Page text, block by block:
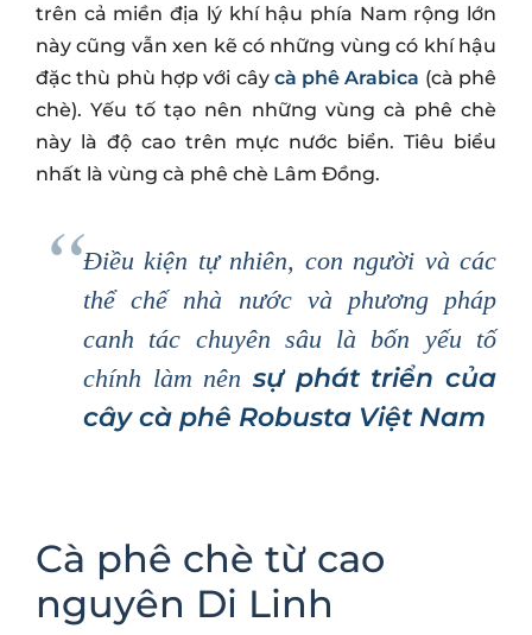
trên cả miền địa lý khí hậu phía Nam rộng lớn
này cũng vẫn xen kẽ có những vùng có khí hậu
đặc thù phù hợp với cây cà phê Arabica (cà phê
chè). Yếu tố tạo nên những vùng cà phê chè
này là độ cao trên mực nước biển. Tiêu biểu
nhất là vùng cà phê chè Lâm Đồng.
Điều kiện tự nhiên, con người và các
thể chế nhà nước và phương pháp
canh tác chuyên sâu là bốn yếu tố
chính làm nênsự phát triển của
cây cà phê Robusta Việt Nam
Cà phê chè từ cao
nguyên Di Linh